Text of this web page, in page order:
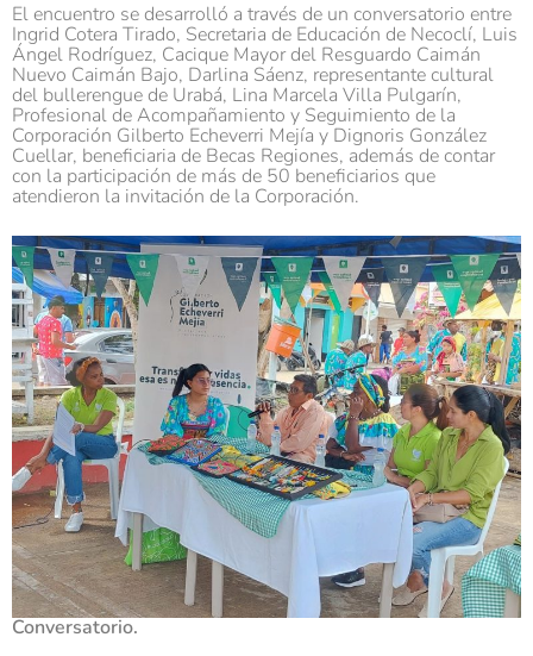
El encuentro se desarrolló a través de un conversatorio entre
Ingrid Cotera Tirado, Secretaria de Educación de Necoclí, Luis
Ángel Rodríguez, Cacique Mayor del Resguardo Caimán
Nuevo Caimán Bajo, Darlina Sáenz, representante cultural
del bullerengue de Urabá, Lina Marcela Villa Pulgarín,
Profesional de Acompañamiento y Seguimiento de la
Corporación Gilberto Echeverri Mejía y Dignoris González
Cuellar, beneficiaria de Becas Regiones, además de contar
con la participación de más de 50 beneficiarios que
atendieron la invitación de la Corporación.
Conversatorio.